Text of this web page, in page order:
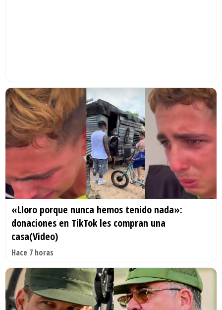
«Lloro porque nunca hemos tenido nada»:
donaciones en TikTok les compran una
casa(Video)
Hace 7 horas